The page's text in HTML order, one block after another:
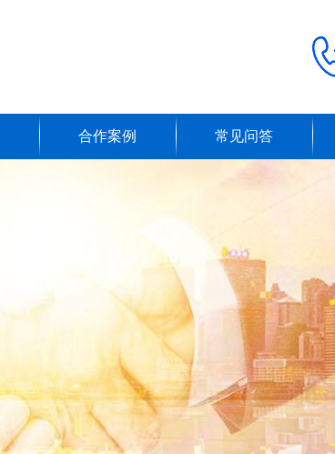
合作案例 常见问答